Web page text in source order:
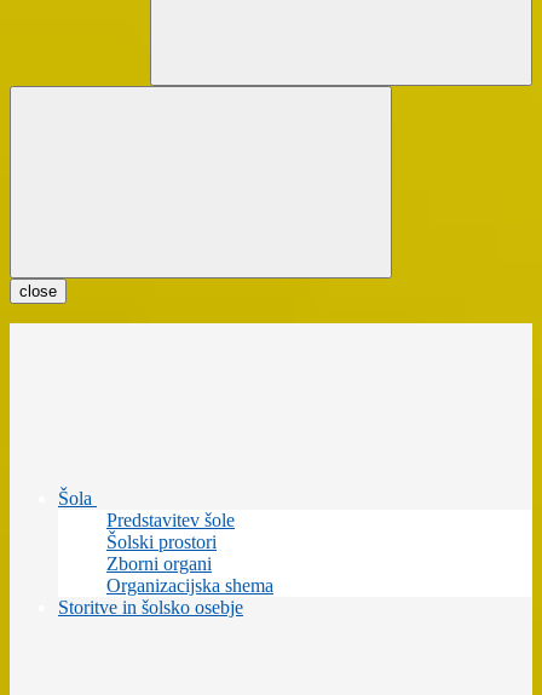
close
Šola
Predstavitev šole
Šolski prostori
Zborni organi
Organizacijska shema
Storitve in šolsko osebje